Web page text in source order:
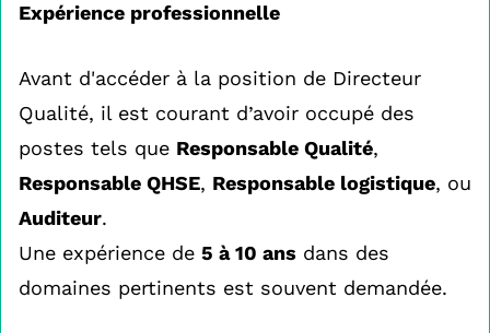
Expérience professionnelle
Avant d'accéder à la position de Directeur
Qualité, il est courant d’avoir occupé des
postes tels que Responsable Qualité,
Responsable QHSE, Responsable logistique, ou
Auditeur.
Une expérience de 5 à 10 ans dans des
domaines pertinents est souvent demandée.